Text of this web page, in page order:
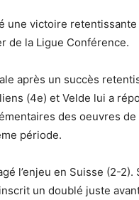
une victoire
de la Ligue Conférence.
après un succès
(4e) et Velde lui a
des oeuvres de
période.
l’enjeu en Suisse (2-2).
un doublé juste